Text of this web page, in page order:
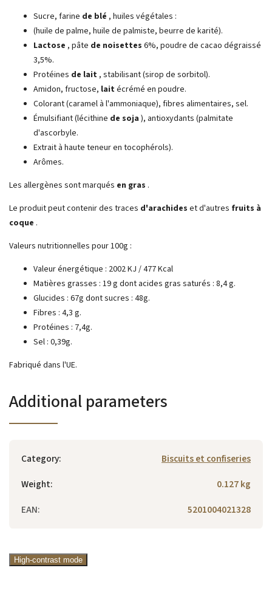
Sucre, farine de blé , huiles végétales :
(huile de palme, huile de palmiste, beurre de karité).
Lactose , pâte de noisettes 6%, poudre de cacao dégraissé
3,5%.
Protéines de lait , stabilisant (sirop de sorbitol).
Amidon, fructose, laitécrémé en poudre.
Colorant (caramel à l'ammoniaque), fibres alimentaires, sel.
Émulsifiant (lécithine de soja ), antioxydants (palmitate
d'ascorbyle.
Extrait à haute teneur en tocophérols).
Arômes.
Les allergènes sont marqués en gras .
Le produit peut contenir des traces d'arachides et d'autres fruits à
coque .
Valeurs nutritionnelles pour 100g :
Valeur énergétique : 2002 KJ / 477 Kcal
Matières grasses : 19 g dont acides gras saturés : 8,4 g.
Glucides : 67g dont sucres : 48g.
Fibres : 4,3 g.
Protéines : 7,4g.
Sel : 0,39g.
Fabriqué dans l'UE.
Additional parameters
Category:
Biscuits et confiseries
Weight:
0.127 kg
EAN: 5201004021328
High-contrast mode